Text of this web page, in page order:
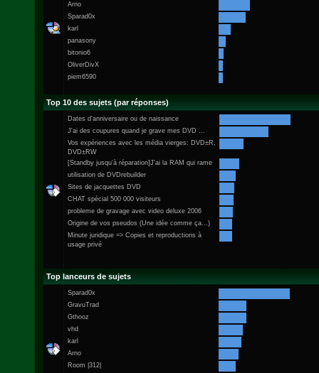
Arno
Sparad0x
karl
panasony
bitonio6
OliverDivX
piem6590
Top 10 des sujets (par réponses)
Dates d'anniversaire ou de naissance
J'ai des coupures quand je grave mes DVD ...
Vos expériences avec les média vierges: DVD±R,
DVD±RW
[Standby jusqu'à réparation]J'ai la RAM qui rame
utilisation de DVDrebuilder
Sites de jacquettes DVD
CHAT spécial 500 000 visiteurs
probleme de gravage avec video deluxe 2006
Origine de vos pseudos (Une idée comme ça...)
Minute juridique => Copies et reproductions à
usage privé
Top lanceurs de sujets
Sparad0x
GravuTrad
Gthooz
vhd
karl
Arno
Room |312|